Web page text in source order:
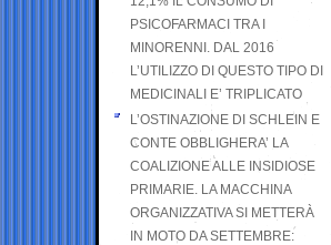
PSICOFARMACI TRA I
MINORENNI. DAL 2016
L’UTILIZZO DI QUESTO TIPO DI
MEDICINALI E’ TRIPLICATO
L’OSTINAZIONE DI SCHLEIN E
CONTE OBBLIGHERA’ LA
COALIZIONE ALLE INSIDIOSE
PRIMARIE. LA MACCHINA
ORGANIZZATIVA SI METTERÀ
IN MOTO DA SETTEMBRE: